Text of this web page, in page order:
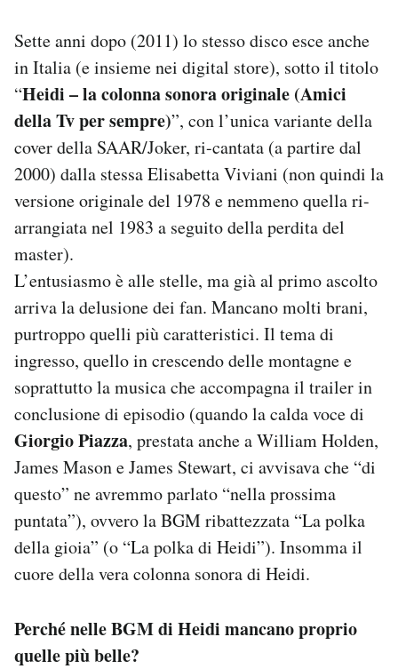
Sette anni dopo (2011) lo stesso disco esce anche
in Italia (e insieme nei digital store), sotto il titolo
“Heidi – la colonna sonora originale (Amici
della Tv per sempre)”, con l’unica variante della
cover della SAAR/Joker, ri-cantata (a partire dal
2000) dalla stessa Elisabetta Viviani (non quindi la
versione originale del 1978 e nemmeno quella ri-
arrangiata nel 1983 a seguito della perdita del
master).
L’entusiasmo è alle stelle, ma già al primo ascolto
arriva la delusione dei fan. Mancano molti brani,
purtroppo quelli più caratteristici. Il tema di
ingresso, quello in crescendo delle montagne e
soprattutto la musica che accompagna il trailer in
conclusione di episodio (quando la calda voce di
Giorgio Piazza, prestata anche a William Holden,
James Mason e James Stewart, ci avvisava che “di
questo” ne avremmo parlato “nella prossima
puntata”), ovvero la BGM ribattezzata “La polka
della gioia” (o “La polka di Heidi”). Insomma il
cuore della vera colonna sonora di Heidi.
Perché nelle BGM di Heidi mancano proprio
quelle più belle?